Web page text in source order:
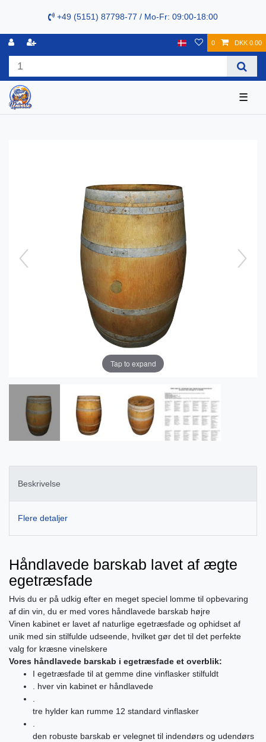
+49 (5151) 87798-77 / Mo-Fr: 09:00-18:00
0 DKK 0.00
☰
Tap to expand
Beskrivelse
Flere detaljer
Håndlavede barskab lavet af ægte
egetræsfade
Hvis du er på udkig efter en meget speciel lomme til opbevaring
af din vin, du er med vores håndlavede barskab højre
Vinen kabinet er lavet af naturlige egetræsfade og ophidset af
unik med sin stilfulde udseende, hvilket gør det til det perfekte
valg for kræsne vinelskere
Vores håndlavede barskab i egetræsfade et overblik:
I egetræsfade til at gemme dine vinflasker stilfuldt
. hver vin kabinet er håndlavede
tre hylder kan rumme 12 standard vinflasker
den robuste barskab er velegnet til indendørs og udendørs